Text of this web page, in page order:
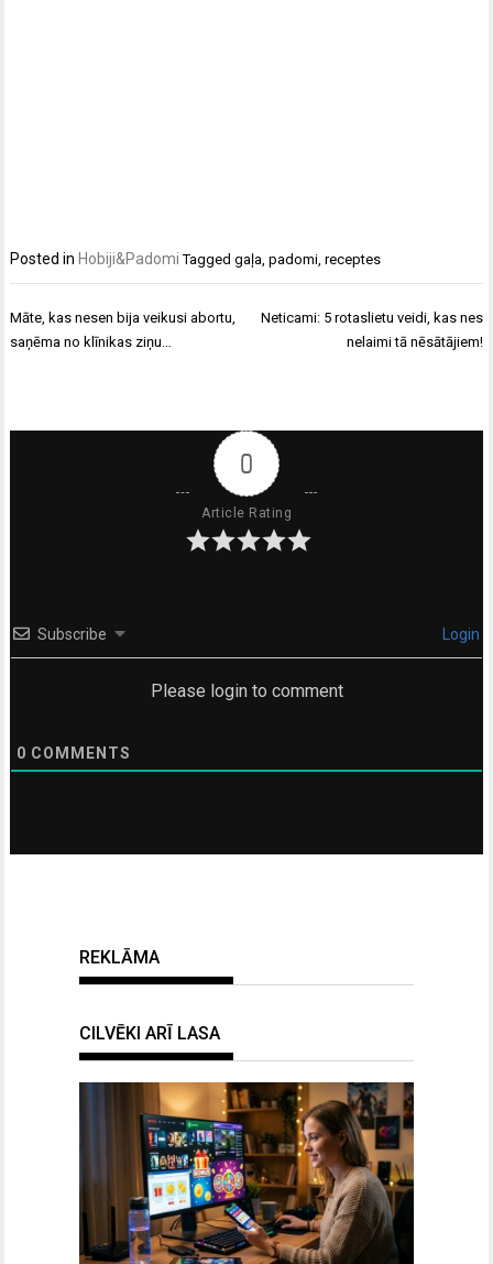
Posted in Hobiji&Padomi Taggedgaļa,padomi,receptes
Ziņu
izvēlne
Māte, kas nesen bija veikusi abortu,
saņēma no klīnikas ziņu…
Neticami: 5 rotaslietu veidi, kas nes
nelaimi tā nēsātājiem!
0
Article Rating
Subscribe Login
Please login to comment
0 COMMENTS
REKLĀMA
CILVĒKI ARĪ LASA